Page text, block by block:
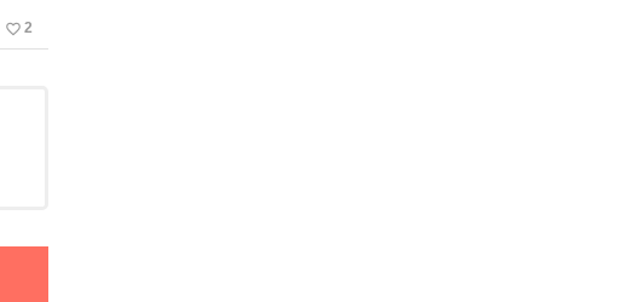
favorite_border 2